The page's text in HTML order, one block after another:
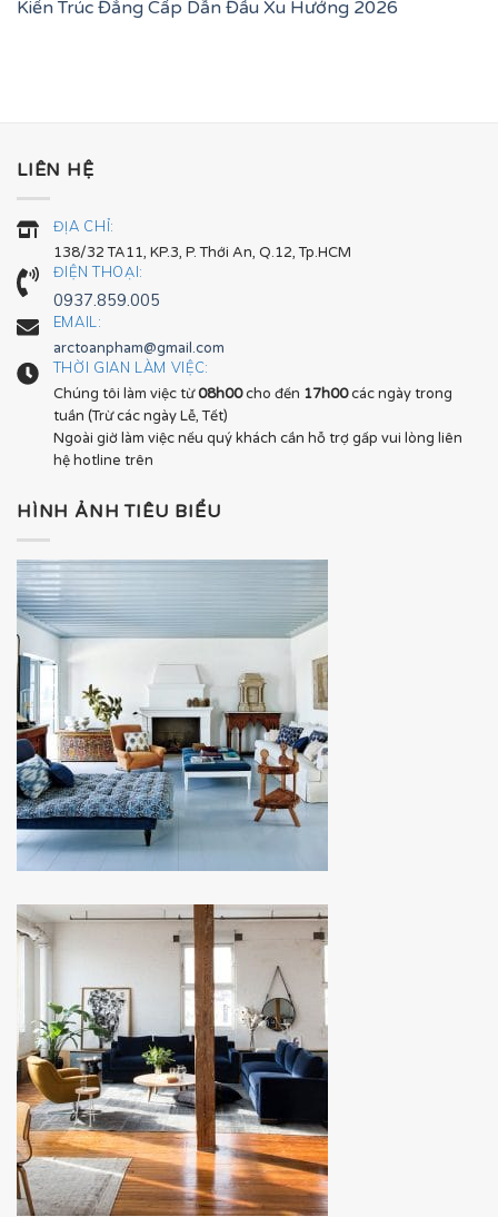
Kiến Trúc Đẳng Cấp Dẫn Đầu Xu Hướng 2026
LIÊN HỆ
ĐỊA CHỈ:
138/32 TA11, KP.3, P. Thới An, Q.12, Tp.HCM
ĐIỆN THOẠI:
0937.859.005
EMAIL:
arctoanpham@gmail.com
THỜI GIAN LÀM VIỆC:
Chúng tôi làm việc từ08h00cho đến 17h00các ngày trong
tuần (Trừ các ngày Lễ, Tết)
Ngoài giờ làm việc nếu quý khách cần hỗ trợ gấp vui lòng liên
hệ hotline trên
HÌNH ẢNH TIÊU BIỂU